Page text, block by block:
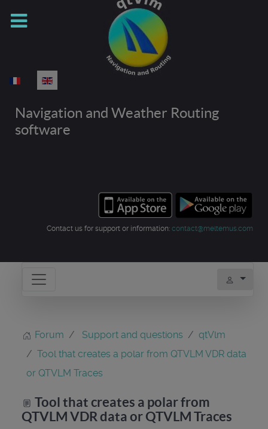
Select your language
Navigation and Weather Routing
software
Contact us for support or information: contact@meltemus.com
Forum Support and questions
qtVlm
Tool that creates a polar from QTVLM VDR data
or QTVLM Traces
Tool that creates a polar from
QTVLM VDR data or QTVLM Traces